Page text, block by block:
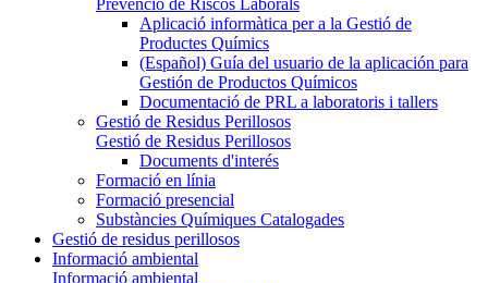
Aplicació informàtica per a la Gestió de
Productes Químics
(Español) Guía del usuario de la aplicación para
Gestión de Productos Químicos
Documentació de PRL a laboratoris i tallers
Gestió de Residus Perillosos
Gestió de Residus Perillosos
Documents d'interés
Formació en línia
Formació presencial
Substàncies Químiques Catalogades
Gestió de residus perillosos
Informació ambiental
Informació ambiental